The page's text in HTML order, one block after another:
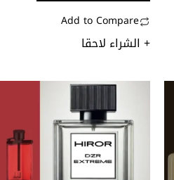
Add to Compare
+ الشراء لاحقا
نطاق
خلال